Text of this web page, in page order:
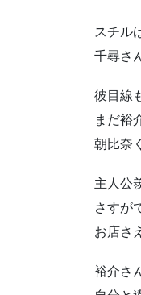
スチル
千尋さ
彼目線
まだ裕
朝比奈
主人公
さすが
お店さ
裕介さ